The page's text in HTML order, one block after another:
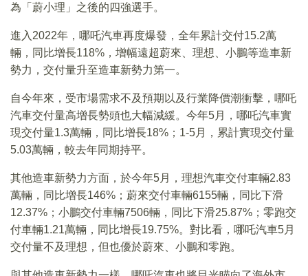
為「蔚小理」之後的四強選手。
進入2022年，哪吒汽車再度爆發，全年累計交付15.2萬
輛，同比增長118%，增幅遠超蔚來、理想、小鵬等造車新
勢力，交付量升至造車新勢力第一。
自今年來，受市場需求不及預期以及行業降價潮衝擊，哪吒
汽車交付量高增長勢頭也大幅減緩。今年5月，哪吒汽車實
現交付量1.3萬輛，同比增長18%；1-5月，累計實現交付量
5.03萬輛，較去年同期持平。
其他造車新勢力方面，於今年5月，理想汽車交付車輛2.83
萬輛，同比增長146%；蔚來交付車輛6155輛，同比下滑
12.37%；小鵬交付車輛7506輛，同比下滑25.87%；零跑交
付車輛1.21萬輛，同比增長19.75%。對比看，哪吒汽車5月
交付量不及理想，但也優於蔚來、小鵬和零跑。